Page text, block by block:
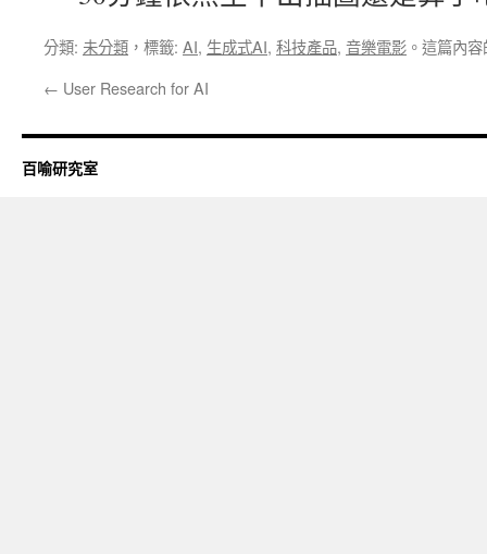
分類: 未分類 ，標籤: AI, 生成式AI, 科技產品, 音樂電影 。這篇內
← User Research for AI
百喻研究室